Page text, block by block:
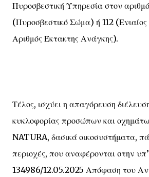
Πυροσβεστική Υπηρεσία στον
(Πυροσβεστικό Σώμα) ή 112
Αριθμός Έκτακτης Ανάγκης).
Τέλος, ισχύει η απαγόρευση
κυκλοφορίας προσώπων και
NATURA, δασικά οικοσυστήματα,
περιοχές, που αναφέρονται στην
134986/12.05.2025 Απόφαση του